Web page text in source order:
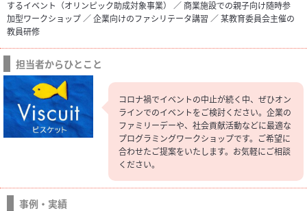
するイベント（オリンピック助成対象事業） ／ 商業施設での親子向け随時参
加型ワークショップ ／ 企業向けのファシリテータ講習 ／ 某教育委員会主催の
教員研修
担当者からひとこと
コロナ禍でイベントの中止が続く中、ぜひオン
ラインでのイベントをご検討ください。企業の
ファミリーデーや、社会貢献活動などに最適な
プログラミングワークショップです。ご希望に
合わせたご提案をいたします。お気軽にご相談
ください。
事例・実績